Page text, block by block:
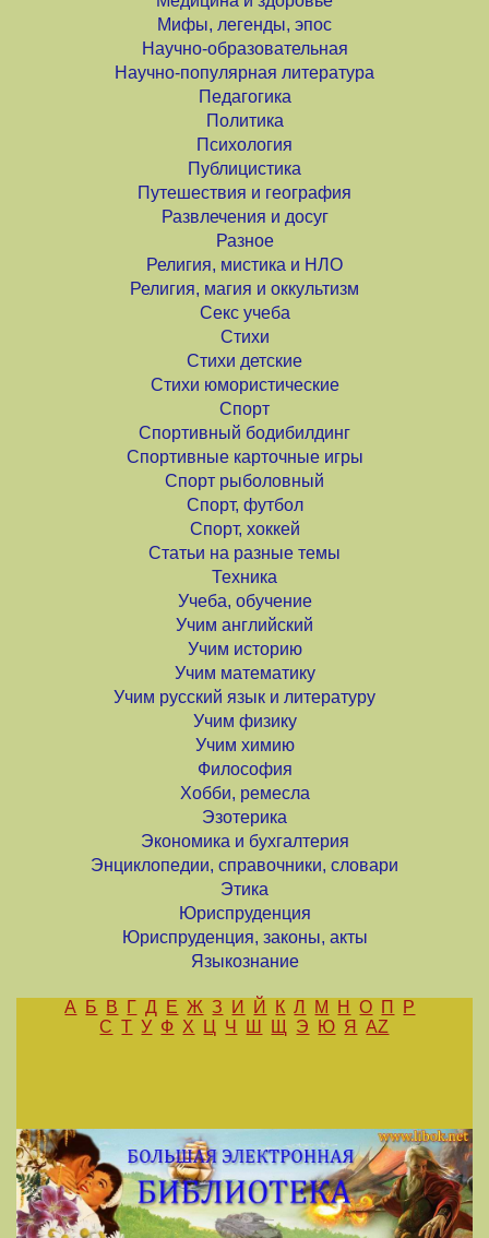
Мифы, легенды, эпос
Научно-образовательная
Научно-популярная литература
Педагогика
Политика
Психология
Публицистика
Путешествия и география
Развлечения и досуг
Разное
Религия, мистика и НЛО
Религия, магия и оккультизм
Секс учеба
Стихи
Стихи детские
Стихи юмористические
Спорт
Спортивный бодибилдинг
Спортивные карточные игры
Спорт рыболовный
Спорт, футбол
Спорт, хоккей
Статьи на разные темы
Техника
Учеба, обучение
Учим английский
Учим историю
Учим математику
Учим русский язык и литературу
Учим физику
Учим химию
Философия
Хобби, ремесла
Эзотерика
Экономика и бухгалтерия
Энциклопедии, справочники, словари
Этика
Юриспруденция
Юриспруденция, законы, акты
Языкознание
А Б В Г Д Е Ж З И Й К Л М Н О П
Р
С Т У Ф Х Ц Ч Ш Щ Э Ю Я AZ